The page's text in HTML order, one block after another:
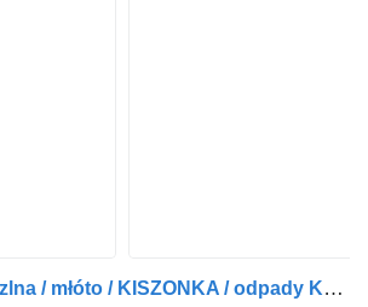
Janmil super szczlna / młóto / KISZONKA / odpady KAT 3,2,1 / woda